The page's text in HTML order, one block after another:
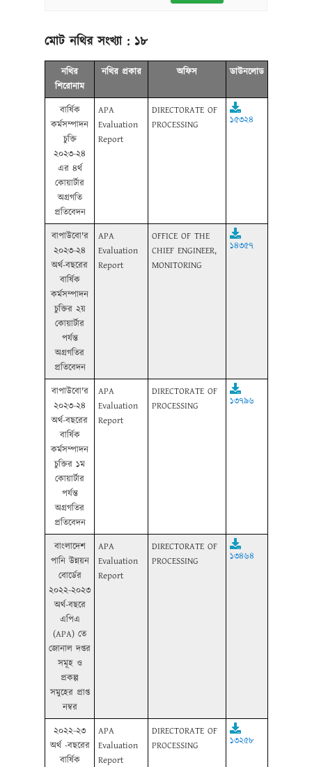
মোট নথির সংখ্যা : ১৮
নথির
শিরোনাম
নথির প্রকার অফিস ডাউনলোড
বার্ষিক
কর্মসম্পাদন
চুক্তি
২০২৩-২৪
এর ৪র্থ
কোয়ার্টার
অগ্রগতি
প্রতিবেদন
APA
Evaluation
Report
DIRECTORATE OF
PROCESSING
১৫৩২৪
বাপাউবো'র
২০২৩-২৪
অর্থ-বছরের
বার্ষিক
কর্মসম্পাদন
চুক্তির ২য়
কোয়ার্টার
পর্যন্ত
অগ্রগতির
প্রতিবেদন
APA
Evaluation
Report
OFFICE OF THE
CHIEF ENGINEER,
MONITORING
১৪৩৫৭
বাপাউবো'র
২০২৩-২৪
অর্থ-বছরের
বার্ষিক
কর্মসম্পাদন
চুক্তির ১ম
কোয়ার্টার
পর্যন্ত
অগ্রগতির
প্রতিবেদন
APA
Evaluation
Report
DIRECTORATE OF
PROCESSING
১৩৭৯৬
বাংলাদেশ
পানি উন্নয়ন
বোর্ডের
২০২২-২০২৩
অর্থ-বছরে
এপিএ
(APA) তে
জোনাল দপ্তর
সমূহ ও
প্রকল্প
সমুহের প্রাপ্ত
নম্বর
APA
Evaluation
Report
DIRECTORATE OF
PROCESSING
১৩৪৬৪
২০২২-২৩
অর্থ -বছরের
বার্ষিক
APA
Evaluation
Report
DIRECTORATE OF
PROCESSING
১৩২৫৮